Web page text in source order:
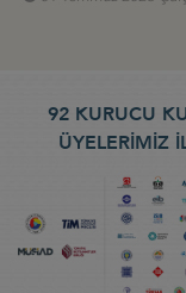
92 KURUCU
ÜYELERİMİZ